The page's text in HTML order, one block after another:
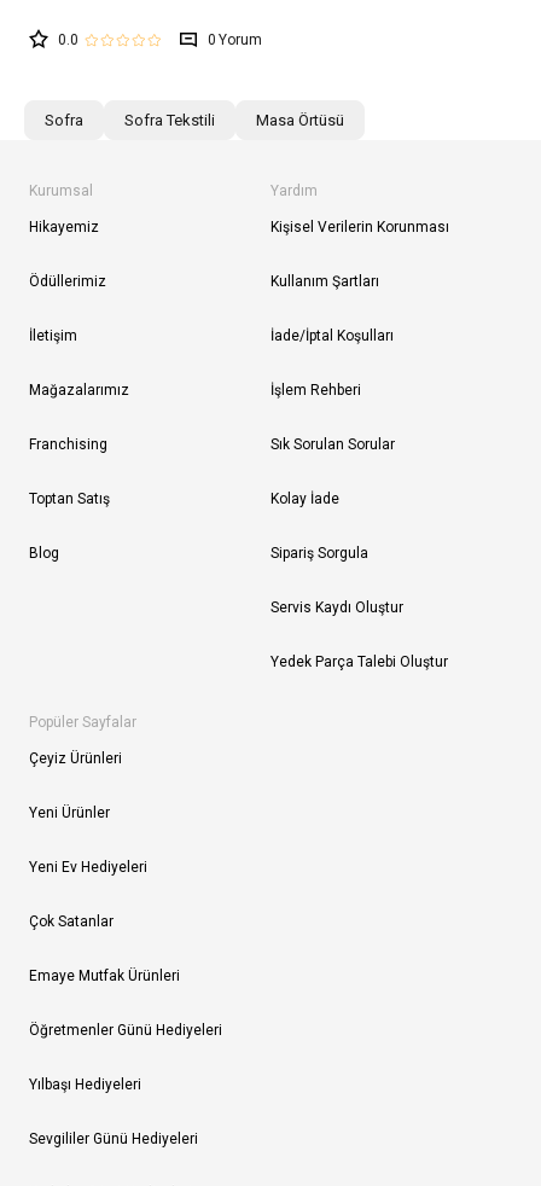
0.0 0
Sofra Sofra Tekstili Masa Örtüsü
Kurumsal
Hikayemiz
Ödüllerimiz
İletişim
Mağazalarımız
Franchising
Toptan Satış
Blog
Yardım
Kişisel Verilerin Korunması
Kullanım Şartları
İade/İptal Koşulları
İşlem Rehberi
Sık Sorulan Sorular
Kolay İade
Sipariş Sorgula
Servis Kaydı Oluştur
Yedek Parça Talebi Oluştur
Popüler Sayfalar
Çeyiz Ürünleri
Yeni Ürünler
Yeni Ev Hediyeleri
Çok Satanlar
Emaye Mutfak Ürünleri
Öğretmenler Günü Hediyeleri
Yılbaşı Hediyeleri
Sevgililer Günü Hediyeleri